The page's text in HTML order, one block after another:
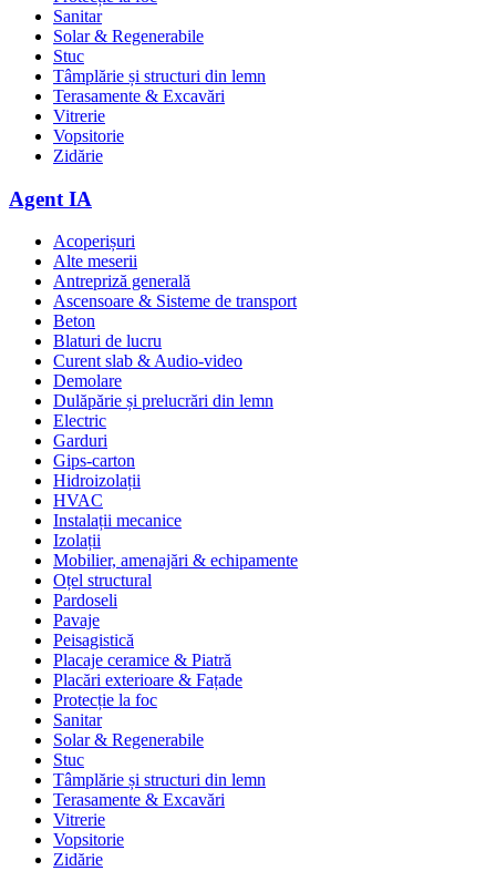
Sanitar
Solar & Regenerabile
Stuc
Tâmplărie și structuri din lemn
Terasamente & Excavări
Vitrerie
Vopsitorie
Zidărie
Agent IA
Acoperișuri
Alte meserii
Antrepriză generală
Ascensoare & Sisteme de transport
Beton
Blaturi de lucru
Curent slab & Audio-video
Demolare
Dulăpărie și prelucrări din lemn
Electric
Garduri
Gips-carton
Hidroizolații
HVAC
Instalații mecanice
Izolații
Mobilier, amenajări & echipamente
Oțel structural
Pardoseli
Pavaje
Peisagistică
Placaje ceramice & Piatră
Placări exterioare & Fațade
Protecție la foc
Sanitar
Solar & Regenerabile
Stuc
Tâmplărie și structuri din lemn
Terasamente & Excavări
Vitrerie
Vopsitorie
Zidărie